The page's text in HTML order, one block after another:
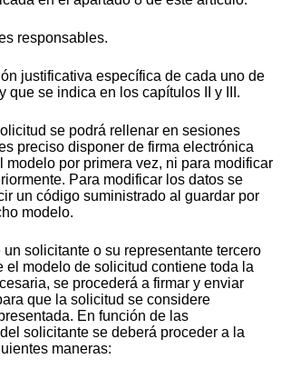
responsables.
justificativa específica de cada uno de
que se indica en los capítulos II y III.
se podrá rellenar en sesiones
preciso disponer de firma electrónica
modelo por primera vez, ni para modificar
Para modificar los datos se
un código suministrado al guardar por
modelo.
solicitante o su representante tercero
el modelo de solicitud contiene toda la
se procederá a firmar y enviar
que la solicitud se considere
En función de las
solicitante se deberá proceder a la
maneras: